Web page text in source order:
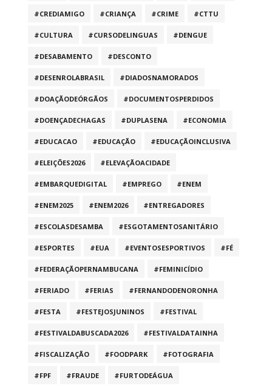
#CREDIAMIGO #CRIANÇA #CRIME #CTTU
#CULTURA #CURSODELINGUAS #DENGUE
#DESABAMENTO #DESCONTO
#DESENROLABRASIL #DIADOSNAMORADOS
#DOAÇÃODEÓRGÃOS #DOCUMENTOSPERDIDOS
#DOENÇADECHAGAS #DUPLASENA #ECONOMIA
#EDUCACAO #EDUCAÇÃO #EDUCAÇÃOINCLUSIVA
#ELEIÇÕES2026 #ELEVAÇÃOACIDADE
#EMBARQUEDIGITAL #EMPREGO #ENEM
#ENEM2025 #ENEM2026 #ENTREGADORES
#ESCOLASDESAMBA #ESGOTAMENTOSANITÁRIO
#ESPORTES #EUA #EVENTOSESPORTIVOS #FÉ
#FEDERAÇÃOPERNAMBUCANA #FEMINICÍDIO
#FERIADO #FERIAS #FERNANDODENORONHA
#FESTA #FESTEJOSJUNINOS #FESTIVAL
#FESTIVALDABUSCADA2026 #FESTIVALDATAINHA
#FISCALIZAÇÃO #FOODPARK #FOTOGRAFIA
#FPF #FRAUDE #FURTODEÁGUA